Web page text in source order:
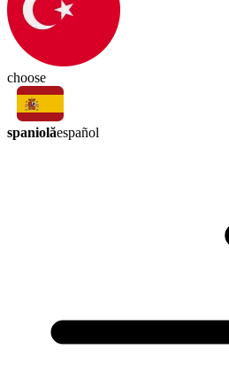
choose
spaniolăespañol